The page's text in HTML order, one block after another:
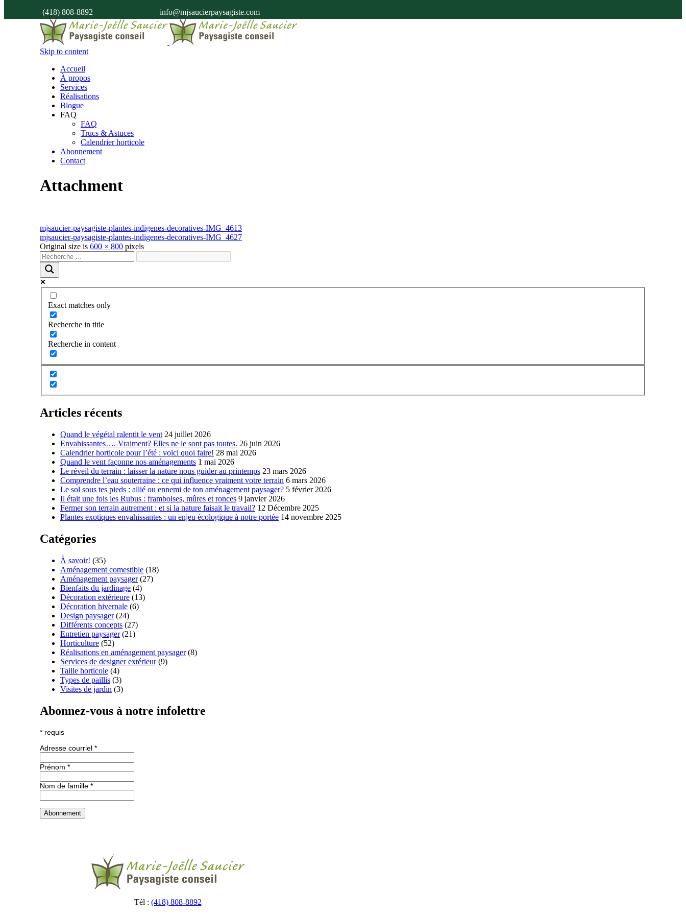
(418) 808-8892 info@mjsaucierpaysagiste.com
Skip to content
Accueil
À propos
Services
Réalisations
Blogue
FAQ
FAQ
Trucs & Astuces
Calendrier horticole
Abonnement
Contact
Attachment
mjsaucier-paysagiste-plantes-indigenes-decoratives-IMG_4613
mjsaucier-paysagiste-plantes-indigenes-decoratives-IMG_4627
Original size is 600 × 800 pixels
Exact matches only
Recherche in title
Recherche in content
Articles récents
Quand le végétal ralentit le vent 24 juillet 2026
Envahissantes…. Vraiment? Elles ne le sont pas toutes. 26 juin 2026
Calendrier horticole pour l’été : voici quoi faire! 28 mai 2026
Quand le vent façonne nos aménagements 1 mai 2026
Le réveil du terrain : laisser la nature nous guider au printemps 23 mars 2026
Comprendre l’eau souterraine : ce qui influence vraiment votre terrain 6 mars 2026
Le sol sous tes pieds : allié ou ennemi de ton aménagement paysager? 5 février 2026
Il était une fois les Rubus : framboises, mûres et ronces 9 janvier 2026
Fermer son terrain autrement : et si la nature faisait le travail? 12 Décembre 2025
Plantes exotiques envahissantes : un enjeu écologique à notre portée 14 novembre 2025
Catégories
À savoir! (35)
Aménagement comestible (18)
Aménagement paysager(27)
Bienfaits du jardinage (4)
Décoration extérieure (13)
Décoration hivernale (6)
Design paysager(24)
Différents concepts (27)
Entretien paysager(21)
Horticulture (52)
Réalisations en aménagement paysager(8)
Services de designer extérieur(9)
Taille horticole (4)
Types de paillis (3)
Visites de jardin (3)
Abonnez-vous à notre infolettre
* requis
Adresse courriel *
Prénom *
Nom de famille *
Tél : (418) 808-8892